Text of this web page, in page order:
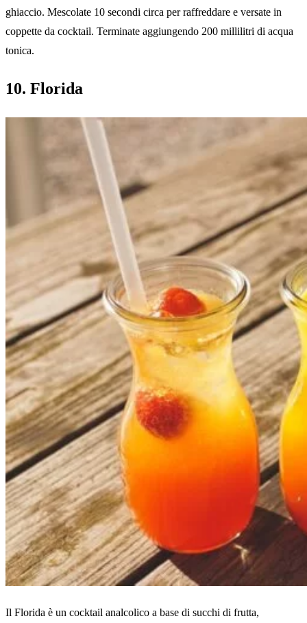
ghiaccio. Mescolate 10 secondi circa per raffreddare e versate in
coppette da cocktail. Terminate aggiungendo 200 millilitri di acqua
tonica.
10. Florida
Il Florida è un cocktail analcolico a base di succhi di frutta,